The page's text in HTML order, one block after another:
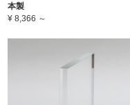
本製
¥ 8,366 ～